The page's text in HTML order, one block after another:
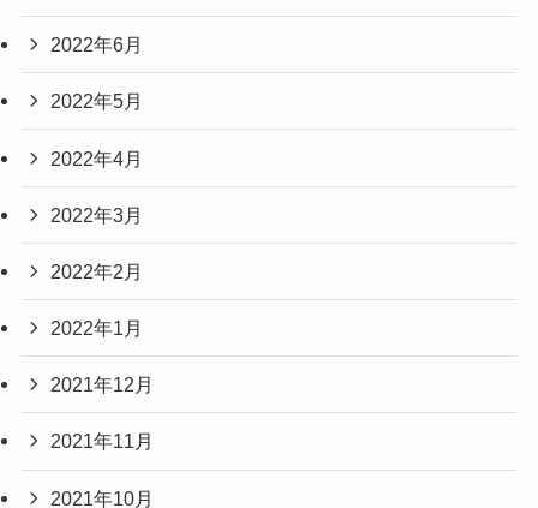
2022年6月
2022年5月
2022年4月
2022年3月
2022年2月
2022年1月
2021年12月
2021年11月
2021年10月